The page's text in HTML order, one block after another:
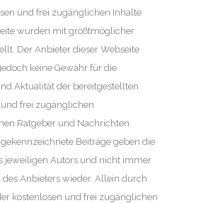
und frei zugänglichen Inhalte
wurden mit größtmöglicher
Der Anbieter dieser Webseite
keine Gewähr für die
Aktualität der bereitgestellten
und frei zugänglichen
Ratgeber und Nachrichten.
Beiträge geben die
jeweiligen Autors und nicht immer
Anbieters wieder. Allein durch
kostenlosen und frei zugänglichen